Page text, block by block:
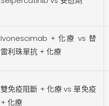
Ivonescimab + 化療 vs 替
雷利珠單抗 + 化療
雙免疫阻斷 + 化療 vs 單免疫
+ 化療